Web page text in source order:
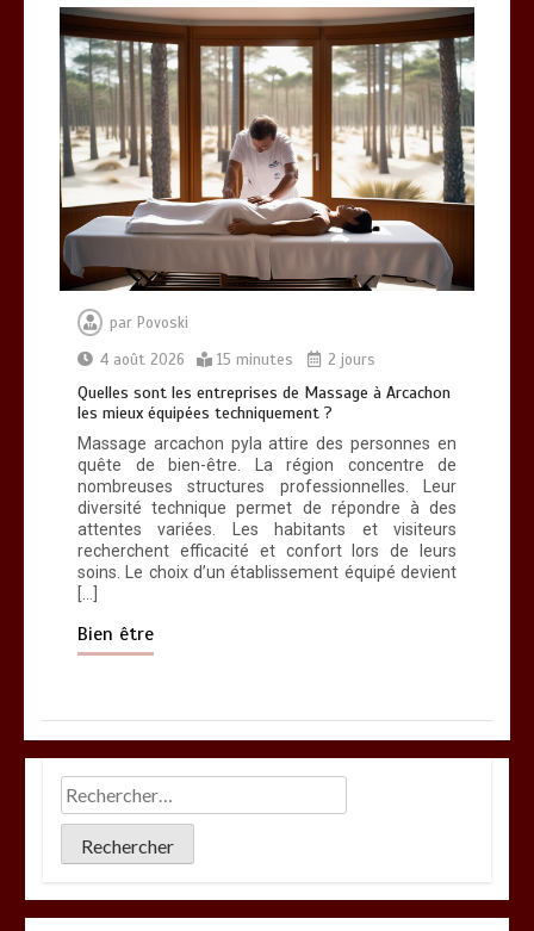
par Povoski
4 août 2026
15 minutes 2 jours
Quelles sont les entreprises de Massage à Arcachon
les mieux équipées techniquement ?
Massage arcachon pyla attire des personnes en
quête de bien-être. La région concentre de
nombreuses structures professionnelles. Leur
diversité technique permet de répondre à des
attentes variées. Les habitants et visiteurs
recherchent efficacité et confort lors de leurs
soins. Le choix d’un établissement équipé devient
Bien être